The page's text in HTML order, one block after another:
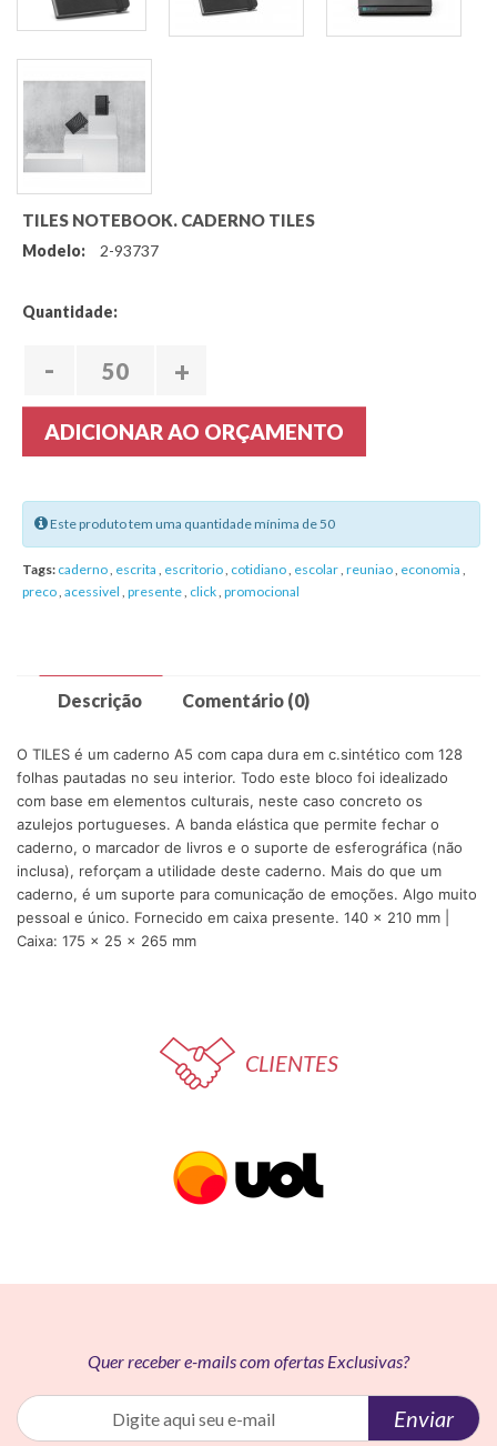
TILES NOTEBOOK. CADERNO TILES
Modelo: 2-93737
Quantidade:
- +
ADICIONAR AO ORÇAMENTO
Este produto tem uma quantidade mínima de 50
Tags: caderno, escrita , escritorio, cotidiano, escolar, reuniao, economia ,
preco, acessivel , presente, click, promocional
Descrição Comentário (0)
O TILES é um caderno A5 com capa dura em c.sintético com 128
folhas pautadas no seu interior. Todo este bloco foi idealizado
com base em elementos culturais, neste caso concreto os
azulejos portugueses. A banda elástica que permite fechar o
caderno, o marcador de livros e o suporte de esferográfica (não
inclusa), reforçam a utilidade deste caderno. Mais do que um
caderno, é um suporte para comunicação de emoções. Algo muito
pessoal e único. Fornecido em caixa presente. 140 x 210 mm |
Caixa: 175 x 25 x 265 mm
CLIENTES
Quer receber e-mails com ofertas Exclusivas?
Enviar